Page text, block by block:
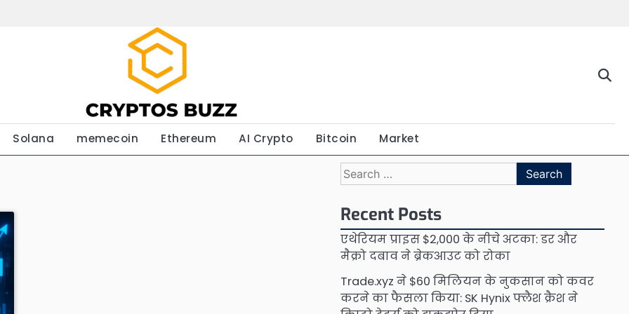
Solana memecoin Ethereum AI Crypto Bitcoin Market
Search
for:
Recent Posts
एथेरियम प्राइस $2,000 के नीचे अटका: डर और
मैक्रो दबाव ने ब्रेकआउट को रोका
Trade.xyz ने $60 मिलियन के नुकसान को कवर
करने का फैसला किया: SK Hynix फ्लैश क्रैश ने